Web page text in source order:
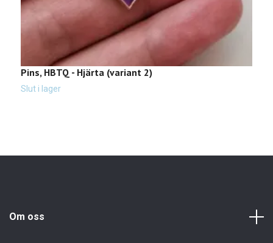
Pins, HBTQ - Hjärta (variant 2)
Slut i lager
Om oss